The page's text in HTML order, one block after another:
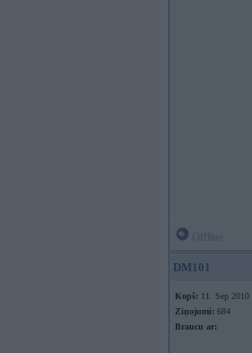
DM101
Kopš: 11. Sep 2010
Ziņojumi: 684
Braucu ar: